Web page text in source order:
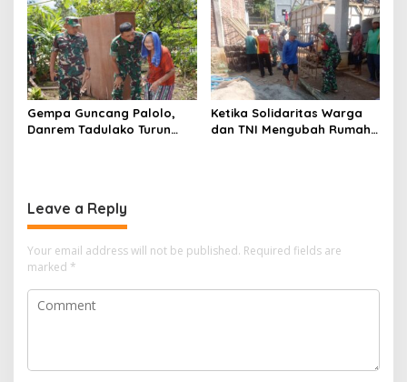
Gempa Guncang Palolo,
Danrem Tadulako Turun
Ketika Solidaritas Warga
dan TNI Mengubah Rumah
Leave a Reply
Your email address will not be published. Required fields are
marked *